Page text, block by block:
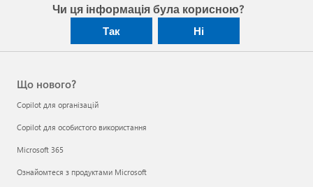
Чи ця інформація була корисною?
Так Ні
Що нового?
Copilot для організацій
Copilot для особистого використання
Microsoft 365
Ознайомтеся з продуктами Microsoft